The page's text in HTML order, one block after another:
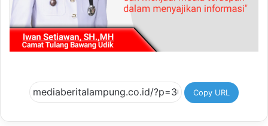
Copy URL